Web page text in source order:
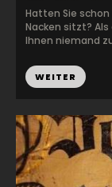
Hatten Sie
Nacken sitzt?
Ihnen niemand
WEITER